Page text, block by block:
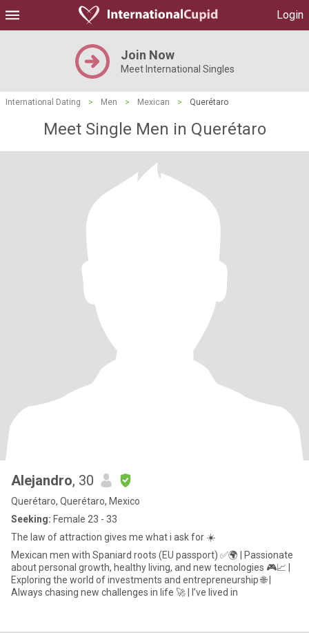
Login
Join Now
Meet International Singles
International Dating > Men > Mexican > Querétaro
Meet Single Men in Querétaro
Alejandro, 30
Querétaro, Querétaro, Mexico
Seeking: Female 23 - 33
The law of attraction gives me what i ask for ☀️
Mexican men with Spaniard roots (EU passport) ✅🌍 | Passionate
about personal growth, healthy living, and new tecnologies 🎮📈 |
Exploring the world of investments and entrepreneurship 🌐 |
Always chasing new challenges in life 🚀 | I’ve lived in